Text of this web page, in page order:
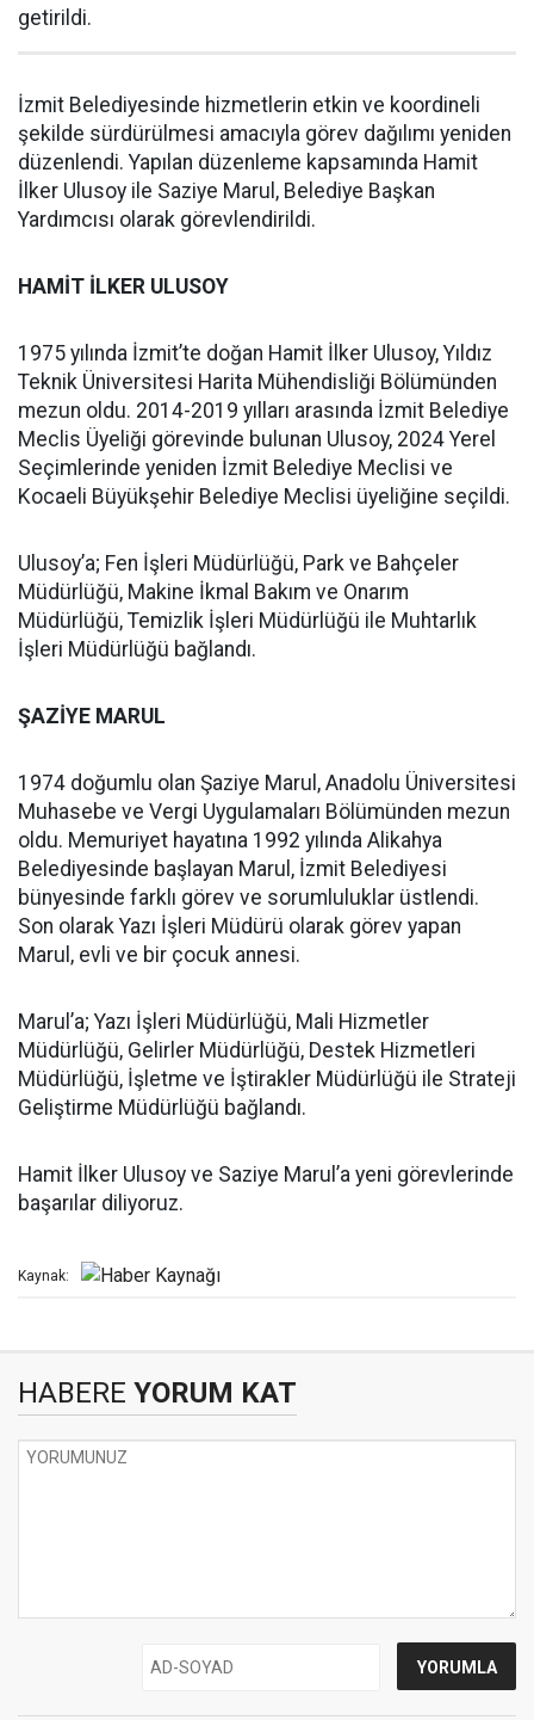
getirildi.
İzmit Belediyesinde hizmetlerin etkin ve koordineli
şekilde sürdürülmesi amacıyla görev dağılımı yeniden
düzenlendi. Yapılan düzenleme kapsamında Hamit
İlker Ulusoy ile Saziye Marul, Belediye Başkan
Yardımcısı olarak görevlendirildi.
HAMİT İLKER ULUSOY
1975 yılında İzmit’te doğan Hamit İlker Ulusoy, Yıldız
Teknik Üniversitesi Harita Mühendisliği Bölümünden
mezun oldu. 2014-2019 yılları arasında İzmit Belediye
Meclis Üyeliği görevinde bulunan Ulusoy, 2024 Yerel
Seçimlerinde yeniden İzmit Belediye Meclisi ve
Kocaeli Büyükşehir Belediye Meclisi üyeliğine seçildi.
Ulusoy’a; Fen İşleri Müdürlüğü, Park ve Bahçeler
Müdürlüğü, Makine İkmal Bakım ve Onarım
Müdürlüğü, Temizlik İşleri Müdürlüğü ile Muhtarlık
İşleri Müdürlüğü bağlandı.
ŞAZİYE MARUL
1974 doğumlu olan Şaziye Marul, Anadolu Üniversitesi
Muhasebe ve Vergi Uygulamaları Bölümünden mezun
oldu. Memuriyet hayatına 1992 yılında Alikahya
Belediyesinde başlayan Marul, İzmit Belediyesi
bünyesinde farklı görev ve sorumluluklar üstlendi.
Son olarak Yazı İşleri Müdürü olarak görev yapan
Marul, evli ve bir çocuk annesi.
Marul’a; Yazı İşleri Müdürlüğü, Mali Hizmetler
Müdürlüğü, Gelirler Müdürlüğü, Destek Hizmetleri
Müdürlüğü, İşletme ve İştirakler Müdürlüğü ile Strateji
Geliştirme Müdürlüğü bağlandı.
Hamit İlker Ulusoy ve Saziye Marul’a yeni görevlerinde
başarılar diliyoruz.
Kaynak:
HABERE YORUM KAT